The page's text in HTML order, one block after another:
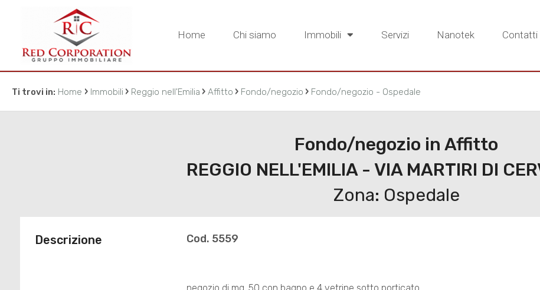
Home Chi siamo Immobili Servizi Nanotek Contatti
Ti trovi in: Home › Immobili › Reggio nell'Emilia › Affitto › Fondo/negozio › Fondo/negozio - Ospedale
Fondo/negozio in Affitto
REGGIO NELL'EMILIA - VIA MARTIRI DI
Zona: Ospedale
Descrizione Cod. 5559